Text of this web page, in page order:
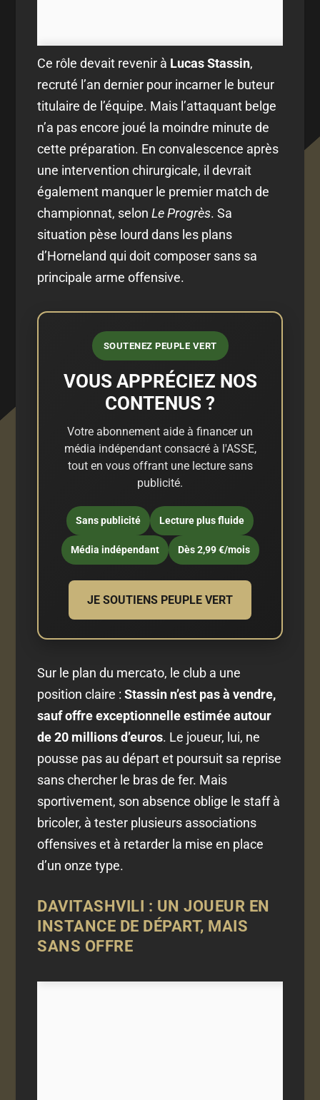
Ce rôle devait revenir à Lucas Stassin,
recruté l’an dernier pour incarner le buteur
titulaire de l’équipe. Mais l’attaquant belge
n’a pas encore joué la moindre minute de
cette préparation. En convalescence après
une intervention chirurgicale, il devrait
également manquer le premier match de
championnat, selonLe Progrès. Sa
situation pèse lourd dans les plans
d’Horneland qui doit composer sans sa
principale arme offensive.
SOUTENEZ PEUPLE VERT
VOUS APPRÉCIEZ NOS
CONTENUS ?
Votre abonnement aide à financer un
média indépendant consacré à l'ASSE,
tout en vous offrant une lecture sans
publicité.
Sans publicité Lecture plus fluide
Média indépendant Dès 2,99 €/mois
JE SOUTIENS PEUPLE VERT
Sur le plan du mercato, le club a une
position claire :Stassin n’est pas à vendre,
sauf offre exceptionnelle estimée autour
de 20 millions d’euros. Le joueur, lui, ne
pousse pas au départ et poursuit sa reprise
sans chercher le bras de fer. Mais
sportivement, son absence oblige le staff à
bricoler, à tester plusieurs associations
offensives et à retarder la mise en place
d’un onze type.
DAVITASHVILI : UN JOUEUR EN
INSTANCE DE DÉPART, MAIS
SANS OFFRE